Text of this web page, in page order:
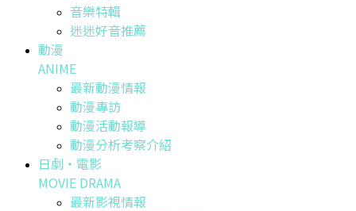
音樂特輯
迷迷好音推薦
動漫
ANIME
最新動漫情報
動漫專訪
動漫活動報導
動漫分析考察介紹
日劇・電影
MOVIE DRAMA
最新影視情報